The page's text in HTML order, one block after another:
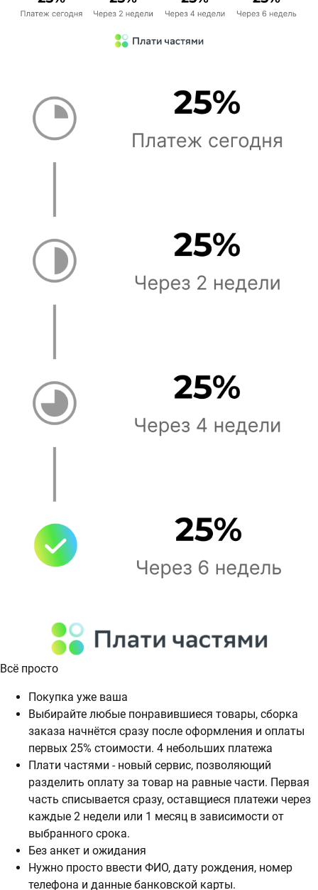
Всё просто
Покупка уже ваша
Выбирайте любые понравившиеся товары, сборка
заказа начнётся сразу после оформления и оплаты
первых 25% стоимости. 4 небольших платежа
Плати частями - новый сервис, позволяющий
разделить оплату за товар на равные части. Первая
часть списывается сразу, оставщиеся платежи через
каждые 2 недели или 1 месяц в зависимости от
выбранного срока.
Без анкет и ожидания
Нужно просто ввести ФИО, дату рождения, номер
телефона и данные банковской карты.